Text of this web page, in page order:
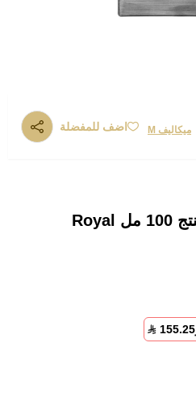
ميكاليف M
اضف للمفضلة
عطر ميكاليف رويال فنتج 100 مل Royal
155.25